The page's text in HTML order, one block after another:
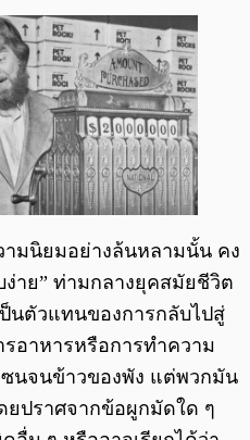
ามนิยมอย่างล้นหลามนั้น คง
าย” ท่ามกลางยุคสมัยชีวิต
ป็นตัวแทนของการกลับไปสู่
อาหารหรือการทำความ
นจนข้าวของพัง แต่พวกมัน
ปราศจากข้อผูกมัดใด ๆ